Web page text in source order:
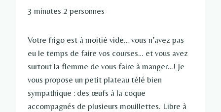
3 minutes 2 personnes
Votre frigo est à moitié vide… vous n’avez pas
eu le temps de faire vos courses… et vous avez
surtout la flemme de vous faire à manger…! Je
vous propose un petit plateau télé bien
sympathique : des œufs à la coque
accompagnés de plusieurs mouillettes. Libre à